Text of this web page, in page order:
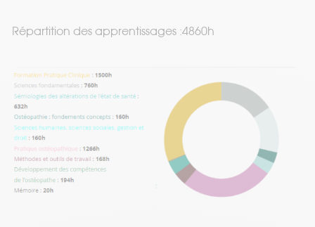
Nos partenaires
Répartition des apprentissages :4860h